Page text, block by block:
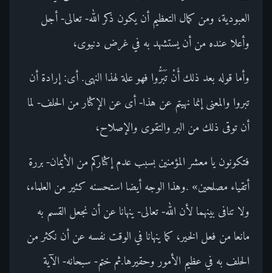
العبودية، ومن كمال التعظيم أن يكون ذكر الله- تعالى- أجل
وأعلا عنده من أن يستشهد به في غرض دنيوى،
وأما قوله بعد ذلك أَنْ تَبَرُّوا فهو علة لهذا النهى. أى: إرادة أن
تبروا والمعنى إنما نهيتم عن هذا- أى عن الإكثار من الحلف- لما
أن توقى ذلك من البر والتقوى والإصلاح،
فتكونون يا معشر المؤمنين بسبب عدم إكثاركم من الأيمان- بررة
أتقياء مصلحين» .وهذا الوجه أيضا استحسنه كثير من العلماء،
ولا تنافى بينهما لأن الله- تعالى- ينهانا عن أن نجعل القسم به
مانعا من فعل الخير، كما ينهانا في الوقت نفسه عن أن نكثر من
الحلف به في عظيم الأمور وحقيرها.ثم ختم- سبحانه- الآية